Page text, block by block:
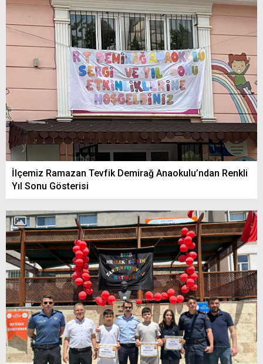
İlçemiz Ramazan Tevfik Demirağ Anaokulu’ndan Renkli
Yıl Sonu Gösterisi